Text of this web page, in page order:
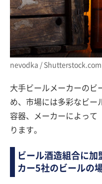
nevodka / Shutterstock.com
大手ビールメーカーのビ
め、市場には多彩なビー
容器、メーカーによって
ります。
ビール酒造組合に
カー5社のビールの